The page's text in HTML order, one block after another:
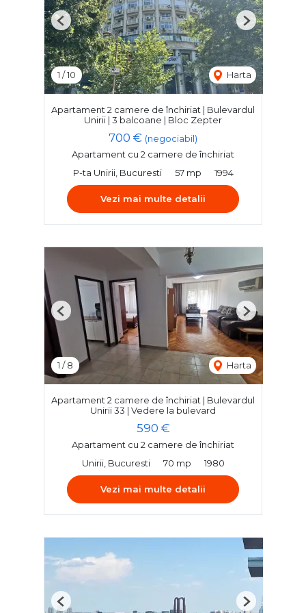
1 /10 Harta
Previous Next
Apartament 2 camere de închiriat | Bulevardul
Unirii | 3 balcoane | Bloc Zepter
700 € (negociabil)
Apartament cu 2 camere de închiriat
P-ta Unirii, Bucuresti
57 mp 1994
Vezi mai multe detalii
1 /8 Harta
Previous Next
Apartament 2 camere de închiriat | Bulevardul
Unirii 33 | Vedere la bulevard
590 €
Apartament cu 2 camere de închiriat
Unirii, Bucuresti
70 mp 1980
Vezi mai multe detalii
Previous Next